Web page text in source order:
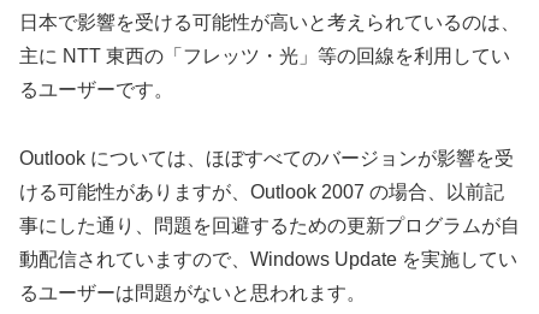
日本で影響を受ける可能性が高いと考えられているのは、
主に NTT 東西の「フレッツ・光」等の回線を利用してい
るユーザーです。
Outlook については、ほぼすべてのバージョンが影響を受
ける可能性がありますが、Outlook 2007 の場合、以前記
事にした通り、問題を回避するための更新プログラムが自
動配信されていますので、Windows Update を実施してい
るユーザーは問題がないと思われます。